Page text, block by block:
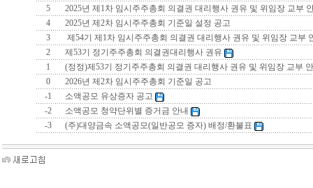
5
2025년 제1차 임시주주총회 의결권 대리행사 권유 및 위임장 교부
4
2025년 제2차 임시주주총회 기준일 설정 공고
3
제54기 제1차 임시주주총회 의결권 대리행사 권유 및 위임장 교부
2
제53기 정기주주총회 의결권대리행사 권유
1
(정정)제53기 정기주주총회 의결권 대리행사 권유 및 위임장 교부
0
2026년 제2차 임시주주총회 기준일 공고
-1
소액공모 유상증자 공고
-2
소액공모 청약단위별 증거금 안내
-3
(주)대양금속 소액공모(일반공모 증자) 배정/환불표